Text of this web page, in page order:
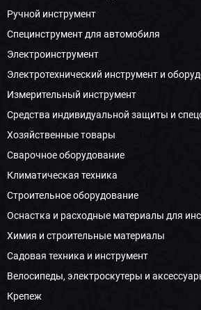
Ручной инструмент
Специнструмент для автомобиля
Электроинструмент
Электротехнический инструмент и
Измерительный инструмент
Средства индивидуальной защиты и
Хозяйственные товары
Сварочное оборудование
Климатическая техника
Строительное оборудование
Оснастка и расходные материалы для
Химия и строительные материалы
Садовая техника и инструмент
Велосипеды, электроскутеры и
Крепеж